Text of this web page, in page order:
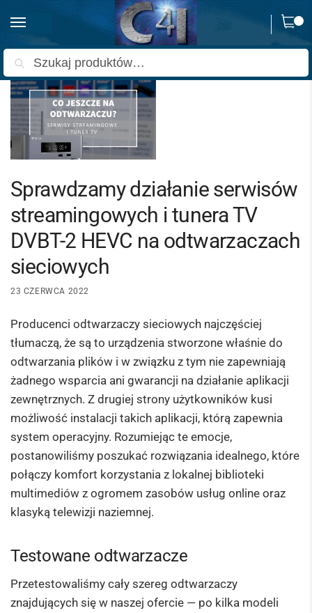
0
Strona główna Poradniki / Sprawdzamy działanie serwisów streamingowych i tunera TV DVBT-2 HEVC na odtwarzaczach sieciowych
Sprawdzamy działanie serwisów
streamingowych i tunera TV
DVBT-2 HEVC na odtwarzaczach
sieciowych
23 CZERWCA 2022
Producenci odtwarzaczy sieciowych najczęściej
tłumaczą, że są to urządzenia stworzone właśnie do
odtwarzania plików i w związku z tym nie zapewniają
żadnego wsparcia ani gwarancji na działanie aplikacji
zewnętrznych. Z drugiej strony użytkowników kusi
możliwość instalacji takich aplikacji, którą zapewnia
system operacyjny. Rozumiejąc te emocje,
postanowiliśmy poszukać rozwiązania idealnego, które
połączy komfort korzystania z lokalnej biblioteki
multimediów z ogromem zasobów usług online oraz
klasyką telewizji naziemnej.
Testowane odtwarzacze
Przetestowaliśmy cały szereg odtwarzaczy
znajdujących się w naszej ofercie — po kilka modeli